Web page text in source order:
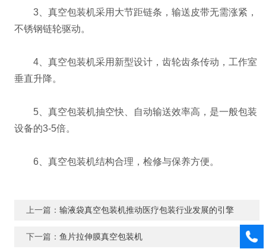
3、真空包装机采用大节距链条，输送皮带无需涨紧，
不锈钢链轮驱动。
4、真空包装机采用新型设计，齿轮齿条传动，工作室
垂直升降。
5、真空包装机抽空快、自动输送效率高，是一般包装
设备的3-5倍。
6、真空包装机结构合理，检修与保养方便。
上一篇： 输液袋真空包装机推动医疗包装行业发展的引擎
下一篇： 鱼片拉伸膜真空包装机